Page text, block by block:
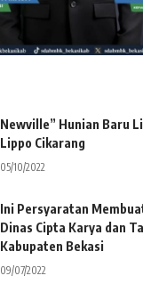
Newville” Hunian Baru
Lippo Cikarang
05/10/2022
Ini Persyaratan
Dinas Cipta Karya dan
Kabupaten Bekasi
09/07/2022